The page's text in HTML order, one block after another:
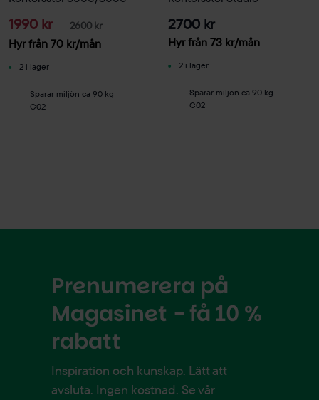
1990 kr 2600 kr
Hyr från 70 kr/mån
2 i lager
Sparar miljön ca 90 kg
C02
2700 kr
Hyr från 73 kr/mån
2 i lager
Sparar miljön ca 90 kg
C02
Prenumerera på
Magasinet - få 10 %
rabatt
Inspiration och kunskap. Lätt att
avsluta. Ingen kostnad. Se vår